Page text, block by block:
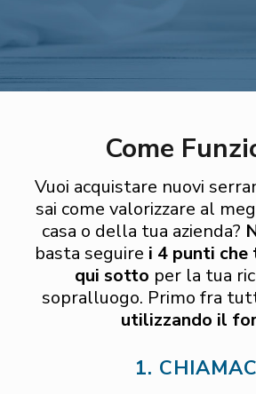
Come
Vuoi acquistare nuovi
sai come valorizzare al
casa o della tua azienda?
basta seguire i 4 punti che
qui sotto per la tua
sopralluogo. Primo fra
utilizzando il
1.